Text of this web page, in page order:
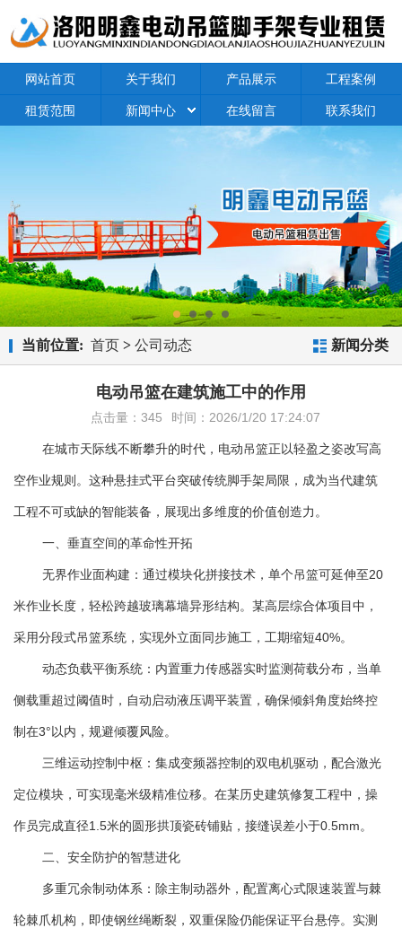
网站首页 关于我们 产品展示 工程案例
租赁范围 新闻中心 在线留言 联系我们
新闻分类
当前位置: 首页 > 公司动态
电动吊篮在建筑施工中的作用
点击量：345 时间：2026/1/20 17:24:07
在城市天际线不断攀升的时代，电动吊篮正以轻盈之姿改写高
空作业规则。这种悬挂式平台突破传统脚手架局限，成为当代建筑
工程不可或缺的智能装备，展现出多维度的价值创造力。
一、垂直空间的革命性开拓
无界作业面构建：通过模块化拼接技术，单个吊篮可延伸至20
米作业长度，轻松跨越玻璃幕墙异形结构。某高层综合体项目中，
采用分段式吊篮系统，实现外立面同步施工，工期缩短40%。
动态负载平衡系统：内置重力传感器实时监测荷载分布，当单
侧载重超过阈值时，自动启动液压调平装置，确保倾斜角度始终控
制在3°以内，规避倾覆风险。
三维运动控制中枢：集成变频器控制的双电机驱动，配合激光
定位模块，可实现毫米级精准位移。在某历史建筑修复工程中，操
作员完成直径1.5米的圆形拱顶瓷砖铺贴，接缝误差小于0.5mm。
二、安全防护的智慧进化
多重冗余制动体系：除主制动器外，配置离心式限速装置与棘
轮棘爪机构，即使钢丝绳断裂，双重保险仍能保证平台悬停。实测